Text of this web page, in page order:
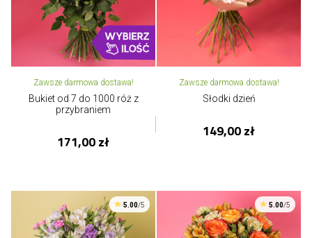
Zawsze darmowa dostawa!
Bukiet od 7 do 1000 róż z
przybraniem
171,00 zł
Zawsze darmowa dostawa!
Słodki dzień
149,00 zł
5.00/5 5.00/5